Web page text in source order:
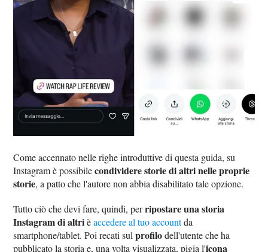
Come accennato nelle righe introduttive di questa guida, su
Instagram è possibilecondividere storie di altri nelle proprie
storie, a patto che l'autore non abbia disabilitato tale opzione.
Tutto ciò che devi fare, quindi, perripostare una storia
Instagram di altrièaccedere al tuo accountda
smartphone/tablet. Poi recati sulprofilodell'utente che ha
pubblicato la storia e, una volta visualizzata, pigia l'icona